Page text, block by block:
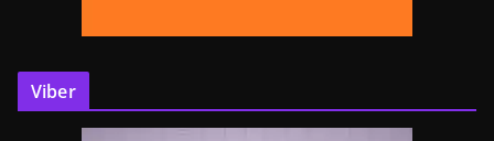
Viber